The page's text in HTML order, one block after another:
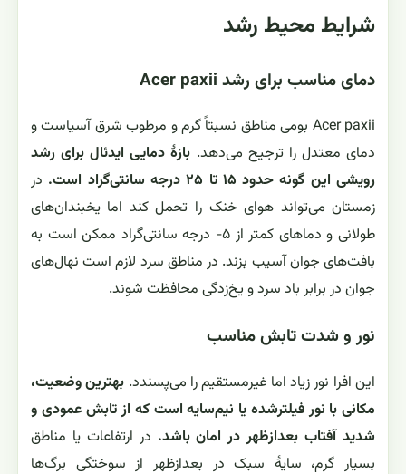
شرایط محیط رشد
دمای مناسب برای رشد Acer paxii
Acer paxii بومی مناطق نسبتاً گرم و مرطوب شرق آسیاست و
دمای معتدل را ترجیح می‌دهد. بازهٔ دمایی ایدئال برای رشد
رویشی این گونه حدود ۱۵ تا ۲۵ درجه سانتی‌گراد است.
در
زمستان می‌تواند هوای خنک را تحمل کند اما یخبندان‌های
طولانی و دماهای کمتر از ۵- درجه سانتی‌گراد ممکن است به
بافت‌های جوان آسیب بزند. در مناطق سرد لازم است نهال‌های
جوان در برابر باد سرد و یخ‌زدگی محافظت شوند.
نور و شدت تابش مناسب
این افرا نور زیاد اما غیرمستقیم را می‌پسندد. بهترین وضعیت،
مکانی با نور فیلترشده یا نیم‌سایه است که از تابش عمودی و
شدید آفتاب بعدازظهر در امان باشد. در ارتفاعات یا مناطق
بسیار گرم، سایهٔ سبک در بعدازظهر از سوختگی برگ‌ها